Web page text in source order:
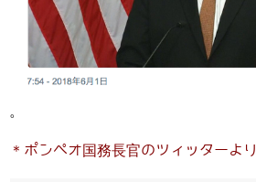
。
＊ポンペオ国務長官のツィッターより